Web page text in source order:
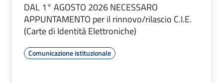
DAL 1° AGOSTO 2026 NECESSARO
APPUNTAMENTO per il rinnovo/rilascio C.I.E.
(Carte di Identità Elettroniche)
Comunicazione istituzionale